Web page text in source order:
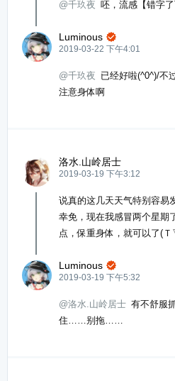
@千玖夜 呸，流感【错字了
Luminous 
2019-03-22 下午4:01
@千玖夜 已经好啦(^0^)/不
注意身体啊
洛水.山岭居士
2019-03-19 下午3:12
说真的这几天天气特别容易
幸免，现在我感冒两个星
点，保重身体，就可以了(
Luminous 
2019-03-19 下午5:32
@洛水.山岭居士 有不舒服
住……别拖……